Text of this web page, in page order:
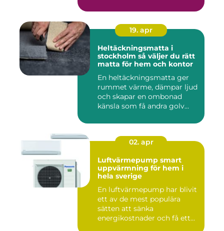
19. apr
Heltäckningsmatta i
stockholm så väljer du rätt
matta för hem och kontor
En heltäckningsmatta ger
rummet värme, dämpar ljud
och skapar en ombonad
känsla som få andra golv
02. apr
Luftvärmepump smart
uppvärmning för hem i
hela sverige
En luftvärmepump har blivit
ett av de mest populära
sätten att sänka
energikostnader och få ett